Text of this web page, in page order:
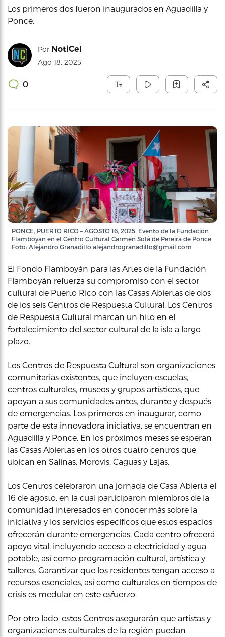
Los primeros dos fueron inaugurados en Aguadilla y
Ponce.
Por NotiCel
Ago 18, 2025
0
PONCE, PUERTO RICO – AGOSTO 16, 2025: Evento de la Fundación
Flamboyan en el Centro Cultural Carmen Solá de Pereira de Ponce.
Foto: Alejandro Granadillo alejandrogranadillo@gmail.com
El Fondo Flamboyán para las Artes de la Fundación
Flamboyán refuerza su compromiso con el sector
cultural de Puerto Rico con las Casas Abiertas de dos
de los seis Centros de Respuesta Cultural. Los Centros
de Respuesta Cultural marcan un hito en el
fortalecimiento del sector cultural de la isla a largo
plazo.
Los Centros de Respuesta Cultural son organizaciones
comunitarias existentes, que incluyen escuelas,
centros culturales, museos y grupos artísticos, que
apoyan a sus comunidades antes, durante y después
de emergencias. Los primeros en inaugurar, como
parte de esta innovadora iniciativa, se encuentran en
Aguadilla y Ponce. En los próximos meses se esperan
las Casas Abiertas en los otros cuatro centros que
ubican en Salinas, Morovis, Caguas y Lajas.
Los Centros celebraron una jornada de Casa Abierta el
16 de agosto, en la cual participaron miembros de la
comunidad interesados en conocer más sobre la
iniciativa y los servicios específicos que estos espacios
ofrecerán durante emergencias. Cada centro ofrecerá
apoyo vital, incluyendo acceso a electricidad y agua
potable, así como programación cultural, artística y
talleres. Garantizar que los residentes tengan acceso a
recursos esenciales, así como culturales en tiempos de
crisis es medular en este esfuerzo.
Por otro lado, estos Centros asegurarán que artistas y
organizaciones culturales de la región puedan